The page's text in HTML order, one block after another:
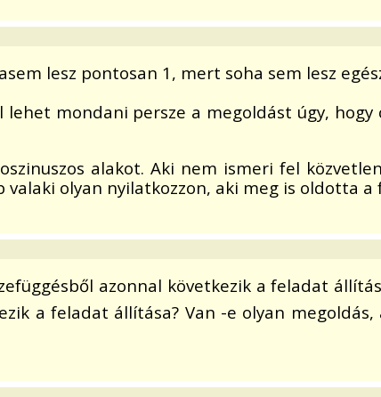
lesz pontosan 1, mert soha sem lesz
lehet mondani persze a megoldást úgy,
alakot. Aki nem ismeri fel
olyan nyilatkozzon, aki meg is oldotta a
azonnal következik a feladat
a feladat állítása? Van -e olyan